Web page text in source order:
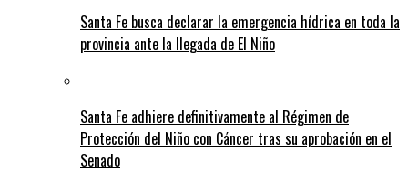
Santa Fe busca declarar la emergencia hídrica en toda la
provincia ante la llegada de El Niño
Santa Fe adhiere definitivamente al Régimen de
Protección del Niño con Cáncer tras su aprobación en el
Senado